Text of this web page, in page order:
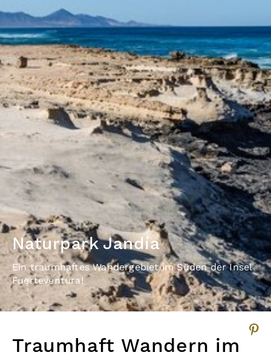
Naturpark Jandía
Ein traumhaftes Wandergebiet im Süden der Insel
Fuerteventura!
Traumhaft Wandern im